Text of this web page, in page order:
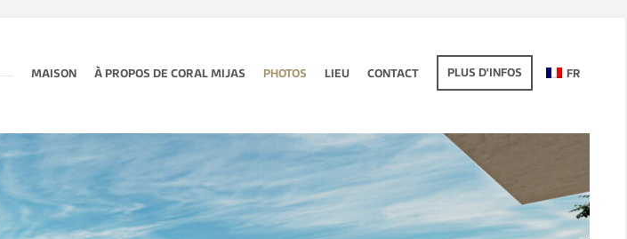
MAISON À PROPOS DE CORAL MIJAS PHOTOS LIEU CONTACT PLUS D'INFOS FR